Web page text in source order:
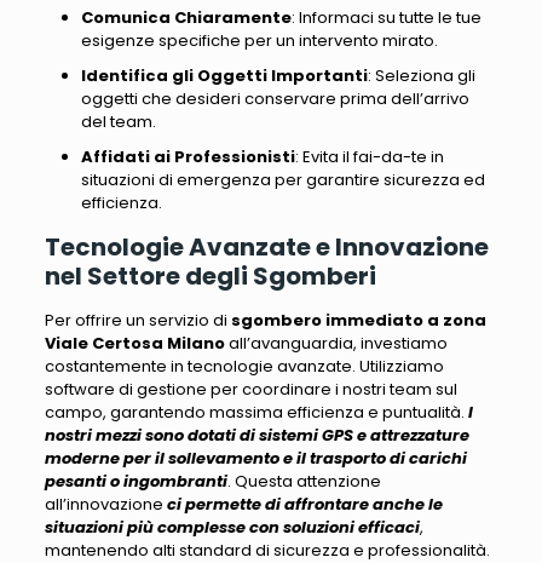
Comunica Chiaramente: Informaci su tutte le tue
esigenze specifiche per un intervento mirato.
Identifica gli Oggetti Importanti: Seleziona gli
oggetti che desideri conservare prima dell’arrivo
del team.
Affidati ai Professionisti: Evita il fai-da-te in
situazioni di emergenza per garantire sicurezza ed
efficienza.
Tecnologie Avanzate e Innovazione
nel Settore degli Sgomberi
Per offrire un servizio di sgombero immediato a zona
Viale Certosa Milanoall’avanguardia, investiamo
costantemente in tecnologie avanzate. Utilizziamo
software di gestione per coordinare i nostri team sul
campo, garantendo massima efficienza e puntualità. I
nostri mezzi sono dotati di sistemi GPS e attrezzature
moderneper il sollevamento e il trasporto di carichi
pesanti o ingombranti. Questa attenzione
all’innovazione ci permette di affrontare anche le
situazioni più complesse con soluzioni efficaci,
mantenendo alti standard di sicurezza e professionalità.